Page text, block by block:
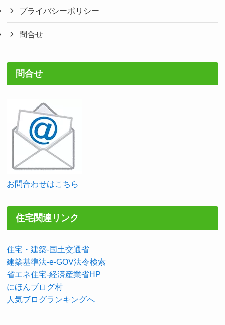
プライバシーポリシー
問合せ
問合せ
お問合わせはこちら
住宅関連リンク
住宅・建築-国土交通省
建築基準法-e-GOV法令検索
省エネ住宅-経済産業省HP
にほんブログ村
人気ブログランキングへ